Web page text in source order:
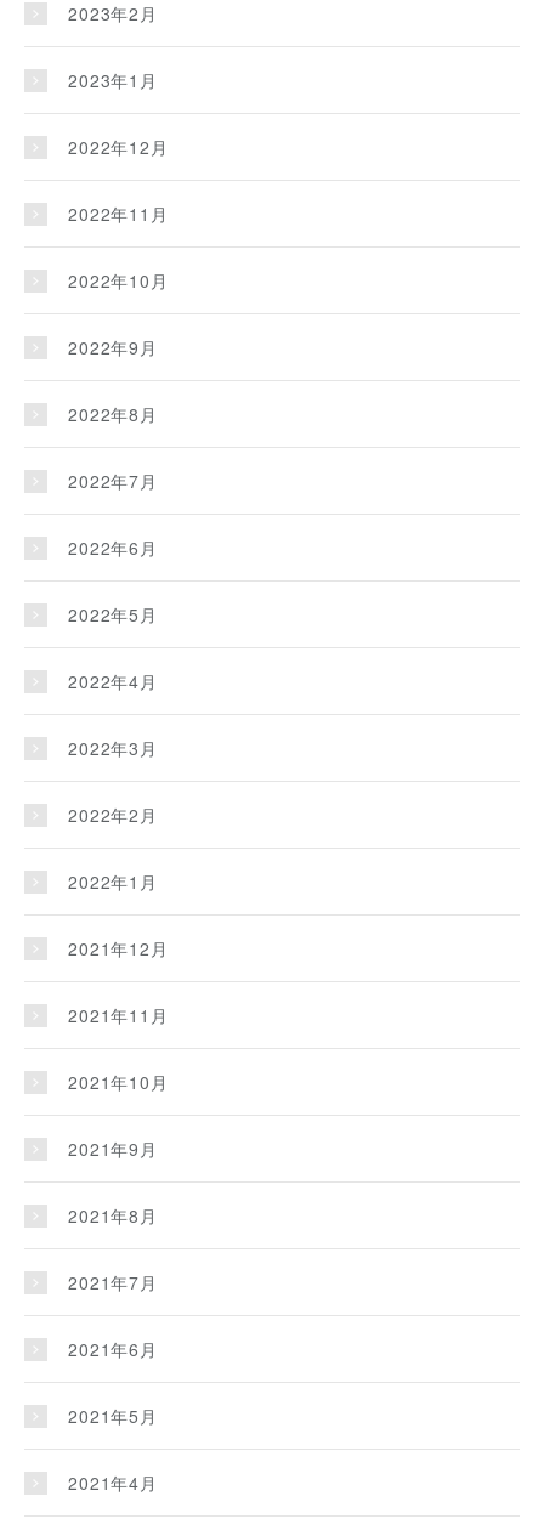
2023年2月
2023年1月
2022年12月
2022年11月
2022年10月
2022年9月
2022年8月
2022年7月
2022年6月
2022年5月
2022年4月
2022年3月
2022年2月
2022年1月
2021年12月
2021年11月
2021年10月
2021年9月
2021年8月
2021年7月
2021年6月
2021年5月
2021年4月